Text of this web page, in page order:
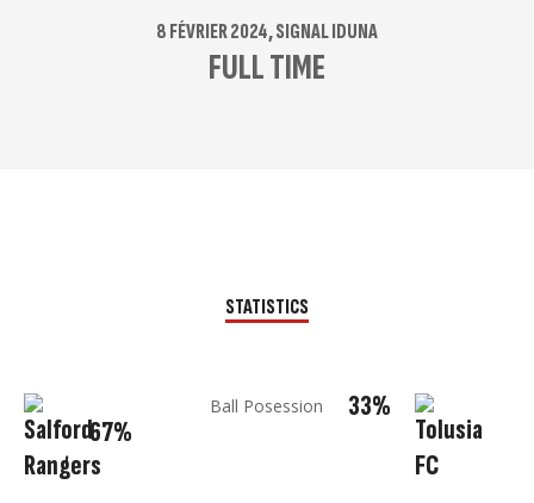
8 FÉVRIER 2024, SIGNAL IDUNA
FULL TIME
STATISTICS
67%
Ball Posession 33%